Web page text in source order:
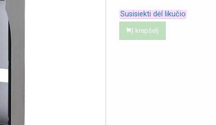
Susisiekti dėl likučio
Į krepšelį